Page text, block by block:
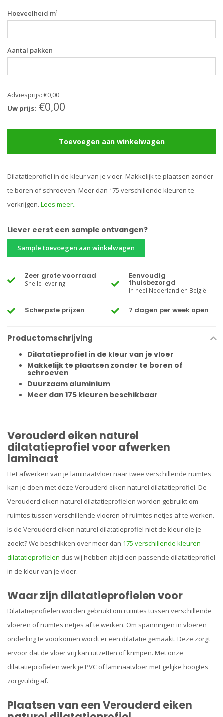
Hoeveelheid m¹
Aantal pakken
Adviesprijs: €0,00
Uw prijs: €0,00
Toevoegen aan winkelwagen
Dilatatieprofiel in de kleur van je vloer. Makkelijk te plaatsen zonder
te boren of schroeven. Meer dan 175 verschillende kleuren te
verkrijgen. Lees meer..
Liever eerst een sample ontvangen?
Sample toevoegen aan winkelwagen
Zeer grote voorraad
Snelle levering
Eenvoudig
thuisbezorgd
In heel Nederland en België
Scherpste prijzen 7 dagen per week open
Productomschrijving
Dilatatieprofiel in de kleur van je vloer
Makkelijk te plaatsen zonder te boren of
schroeven
Duurzaam aluminium
Meer dan 175 kleuren beschikbaar
Verouderd eiken naturel
dilatatieprofiel voor afwerken
laminaat
Het afwerken van je laminaatvloer naar twee verschillende ruimtes
kan je doen met deze Verouderd eiken naturel dilatatieprofiel. De
Verouderd eiken naturel dilatatieprofielen worden gebruikt om
ruimtes tussen verschillende vloeren of ruimtes netjes af te werken.
Is de Verouderd eiken naturel dilatatieprofiel niet de kleur die je
zoekt? We beschikken over meer dan 175 verschillende kleuren
dilatatieprofielen dus wij hebben altijd een passende dilatatieprofiel
in de kleur van je vloer.
Waar zijn dilatatieprofielen voor
Dilatatieprofielen worden gebruikt om ruimtes tussen verschillende
vloeren of ruimtes netjes af te werken. Om spanningen in vloeren
onderling te voorkomen wordt er een dilatatie gemaakt. Deze zorgt
ervoor dat de vloer vrij kan uitzetten of krimpen. Met onze
dilatatieprofielen werk je PVC of laminaatvloer met gelijke hoogtes
zorgvuldig af.
Plaatsen van een Verouderd eiken